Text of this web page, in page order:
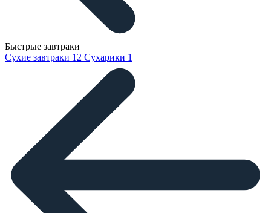
Быстрые завтраки
Сухие завтраки 12 Сухарики 1